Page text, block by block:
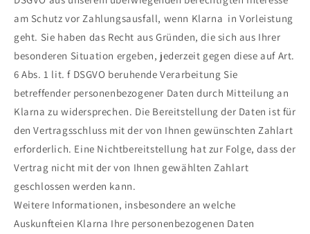
am Schutz vor Zahlungsausfall, wenn Klarna in Vorleistung
geht. Sie haben das Recht aus Gründen, die sich aus Ihrer
besonderen Situation ergeben, jederzeit gegen diese auf Art.
6 Abs. 1 lit. f DSGVO beruhende Verarbeitung Sie
betreffender personenbezogener Daten durch Mitteilung an
Klarna zu widersprechen. Die Bereitstellung der Daten ist für
den Vertragsschluss mit der von Ihnen gewünschten Zahlart
erforderlich. Eine Nichtbereitstellung hat zur Folge, dass der
Vertrag nicht mit der von Ihnen gewählten Zahlart
geschlossen werden kann.
Weitere Informationen, insbesondere an welche
Auskunfteien Klarna Ihre personenbezogenen Daten